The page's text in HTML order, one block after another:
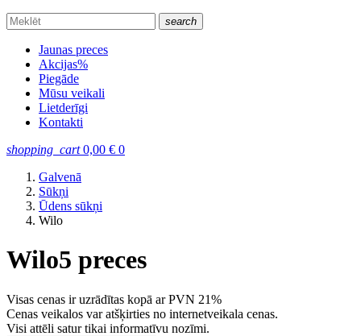
search
Jaunas preces
Akcijas%
Piegāde
Mūsu veikali
Lietderīgi
Kontakti
shopping_cart 0,00 € 0
Galvenā
Sūkņi
Ūdens sūkņi
Wilo
Wilo5 preces
Visas cenas ir uzrādītas kopā ar PVN 21%
Cenas veikalos var atšķirties no internetveikala cenas.
Visi attēli satur tikai informatīvu nozīmi.